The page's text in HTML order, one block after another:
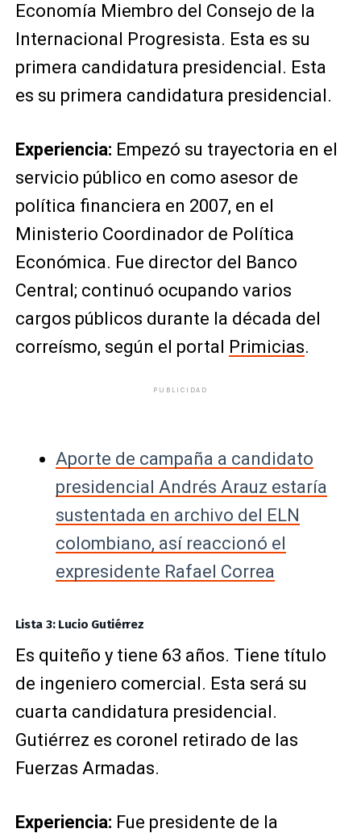
Economía Miembro del Consejo de la
Internacional Progresista. Esta es su
primera candidatura presidencial. Esta
es su primera candidatura presidencial.
Experiencia: Empezó su trayectoria en el
servicio público en como asesor de
política financiera en 2007, en el
Ministerio Coordinador de Política
Económica. Fue director del Banco
Central; continuó ocupando varios
cargos públicos durante la década del
correísmo, según el portal Primicias.
PUBLICIDAD
Aporte de campaña a candidato
presidencial Andrés Arauz estaría
sustentada en archivo del ELN
colombiano, así reaccionó el
expresidente Rafael Correa
Lista 3: Lucio Gutiérrez
Es quiteño y tiene 63 años. Tiene título
de ingeniero comercial. Esta será su
cuarta candidatura presidencial.
Gutiérrez es coronel retirado de las
Fuerzas Armadas.
Experiencia: Fue presidente de la